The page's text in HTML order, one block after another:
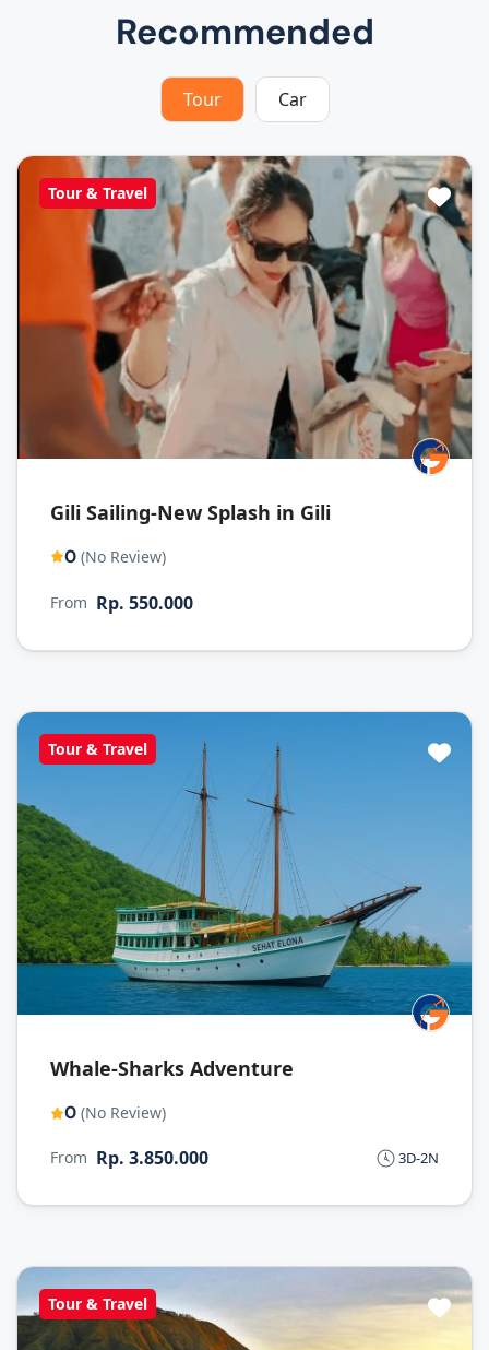
Recommended
Tour Car
Tour & Travel
Gili Sailing-New Splash in Gili
0 (No Review)
From Rp. 550.000
Tour & Travel
Whale-Sharks Adventure
0 (No Review)
3D-2N
From Rp. 3.850.000
Tour & Travel